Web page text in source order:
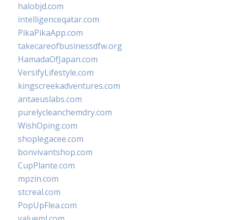
halobjd.com
intelligenceqatar.com
PikaPikaApp.com
takecareofbusinessdfw.org
HamadaOfJapan.com
VersifyLifestyle.com
kingscreekadventures.com
antaeuslabs.com
purelycleanchemdry.com
WishOping.com
shoplegacee.com
bonvivantshop.com
CupPlante.com
mpzin.com
stcreal.com
PopUpFlea.com